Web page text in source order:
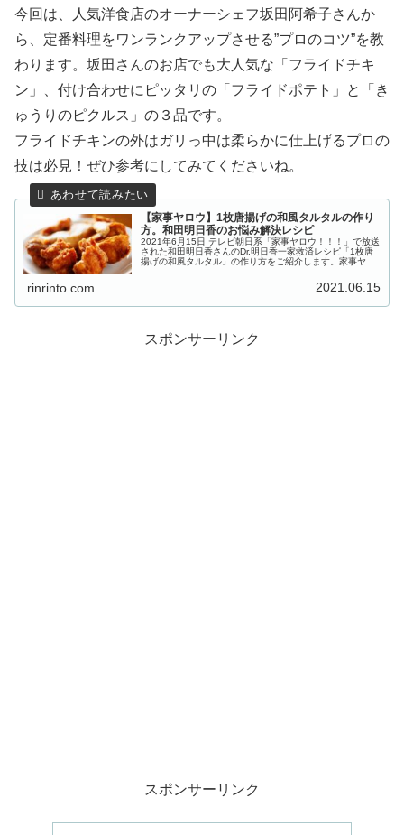
今回は、人気洋食店のオーナーシェフ坂田阿希子さんか
ら、定番料理をワンランクアップさせる”プロのコツ”を教
わります。坂田さんのお店でも大人気な「フライドチキ
ン」、付け合わせにピッタリの「フライドポテト」と「き
ゅうりのピクルス」の３品です。
フライドチキンの外はガリっ中は柔らかに仕上げるプロの
技は必見！ぜひ参考にしてみてくださいね。
【家事ヤロウ】1枚唐揚げの和風タルタルの作り
方。和田明日香のお悩み解決レシピ
2021年6月15日 テレビ朝日系「家事ヤロウ！！！」で放送
された和田明日香さんのDr.明日香一家救済レシピ「1枚唐
揚げの和風タルタル」の作り方をご紹介します。家事ヤロ
rinrinto.com 2021.06.15
スポンサーリンク
スポンサーリンク